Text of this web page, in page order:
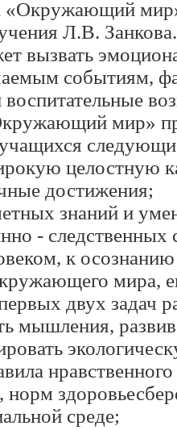
«Окружающий
Л.В.
вызвать
событиям,
мир»
целостную
достижения;
знаний и
- следственных
к осознанию
мира,
двух задач
мышления,
среде;